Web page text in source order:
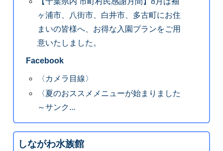
ヶ浦市、八街市、白井市、多古町にお住
まいの皆様へ、お得な入園プランをご用
意いたしました。
Facebook
〈カメラ目線〉
〈夏のおススメメニューが始まりました
～サンク...
しながわ水族館